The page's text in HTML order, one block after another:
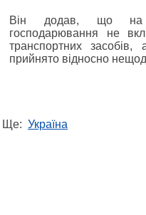
Він додав, що на
господарювання не
транспортних
прийнято відносно
Ще: Україна